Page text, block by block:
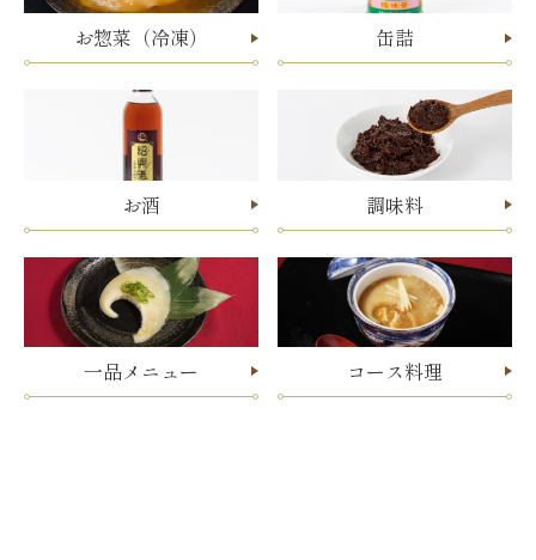
お惣菜（冷凍） 缶詰
お酒 調味料
一品メニュー コース料理